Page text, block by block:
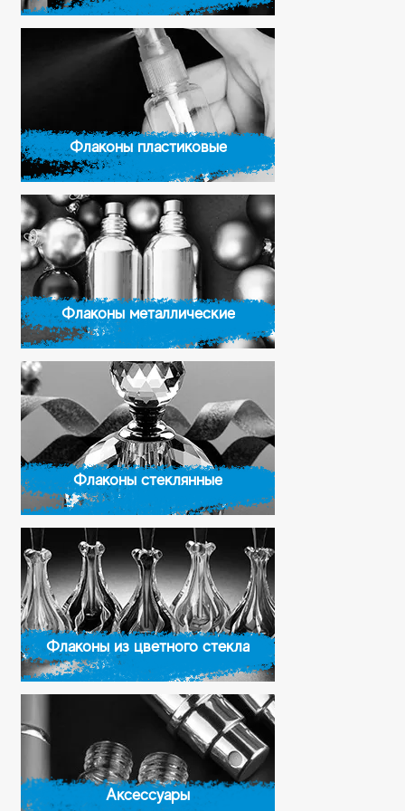
Флаконы пластиковые
Флаконы металлические
Флаконы стеклянные
Флаконы из цветного стекла
Аксессуары